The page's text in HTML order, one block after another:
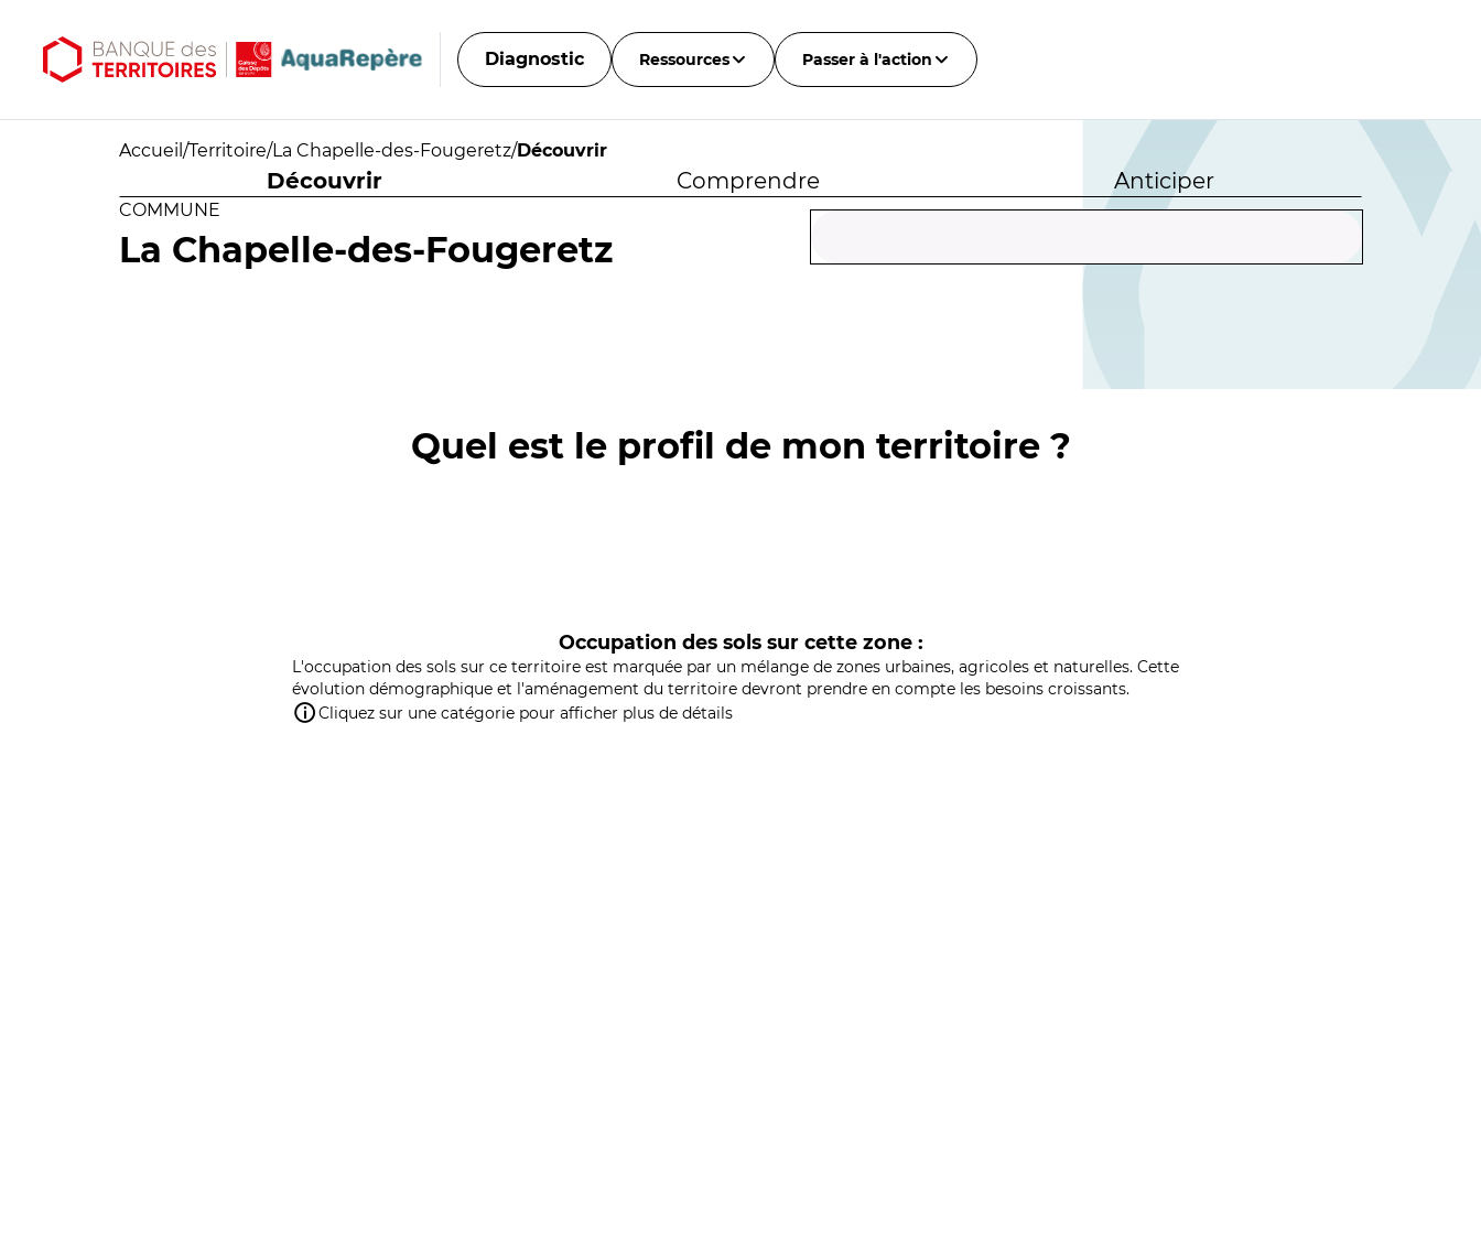
Diagnostic Ressources Passer à l'action
Accueil /Territoire/La Chapelle-des-Fougeretz/Découvrir
Découvrir Comprendre Anticiper
COMMUNE
La Chapelle-des-Fougeretz
Quel est le profil de mon territoire ?
Occupation des sols sur cette zone :
L'occupation des sols sur ce territoire est marquée par un mélange de zones urbaines, agricoles et naturelles. Cette
évolution démographique et l'aménagement du territoire devront prendre en compte les besoins croissants.
Cliquez sur une catégorie pour afficher plus de détails